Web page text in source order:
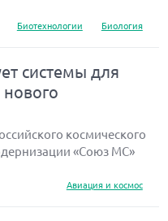
Биотехнологии
Биология
системы для
космического
«Союз МС»
Авиация и космос